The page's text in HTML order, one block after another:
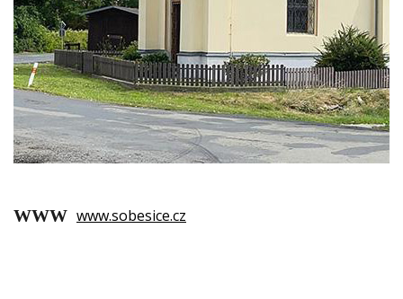
www.sobesice.cz